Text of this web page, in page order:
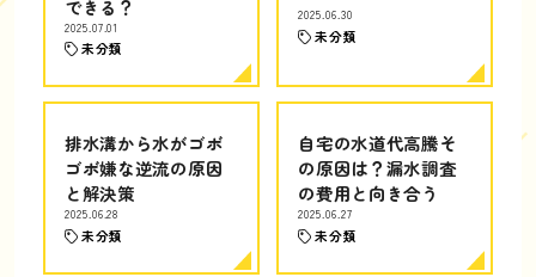
できる？
2025.07.01
未分類
2025.06.30
未分類
排水溝から水がゴボ
ゴボ嫌な逆流の原因
と解決策
2025.06.28
未分類
自宅の水道代高騰そ
の原因は？漏水調査
の費用と向き合う
2025.06.27
未分類